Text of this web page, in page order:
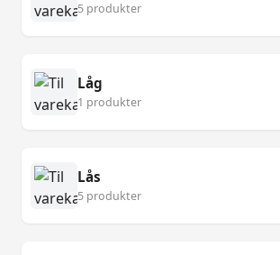
5 produkter
Låg
1 produkter
Lås
5 produkter